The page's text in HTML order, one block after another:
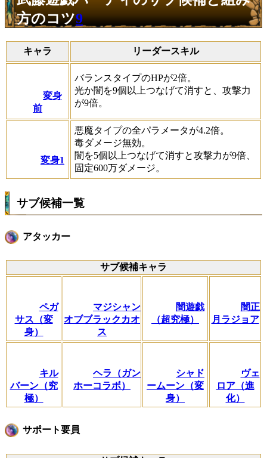
方のコツ9
キャラ リーダースキル
変身
前
バランスタイプのHPが2倍。
光か闇を9個以上つなげて消すと、攻撃力
が9倍。
変身1
悪魔タイプの全パラメータが4.2倍。
毒ダメージ無効。
闇を5個以上つなげて消すと攻撃力が9倍、
固定600万ダメージ。
サブ候補一覧
アタッカー
サブ候補キャラ
ペガ
サス（変
身）
マジシャン
オブブラックカオ
ス
闇遊戯
（超究極）
闇正
月ラジョア
キル
バーン（究
極）
ヘラ（ガン
ホーコラボ）
シャド
ームーン（変
身）
ヴェ
ロア（進
化）
サポート要員